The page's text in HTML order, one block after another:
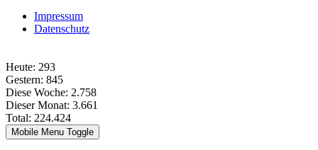
Impressum
Datenschutz
Heute: 293
Gestern: 845
Diese Woche: 2.758
Dieser Monat: 3.661
Total: 224.424
Mobile Menu Toggle